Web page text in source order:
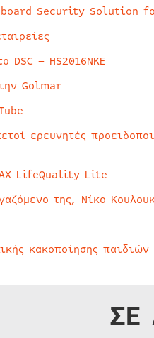
Security Solution
– HS2016NKE
Golmar
ερευνητές
LifeQuality Lite
της, Νίκο
κακοποίησης παιδιών
ΣΕ